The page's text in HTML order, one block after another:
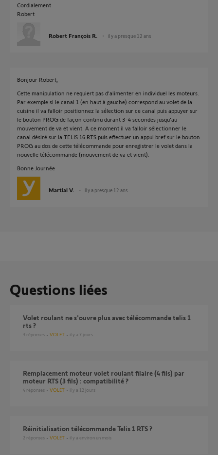
Cordialement
Robert
Robert François R. il y a presque 12 ans
Bonjour Robert,
Cette manipulation ne requiert pas d'alimenter en individuel les moteurs.
Par exemple si le canal 1 (en haut à gauche) correspond au volet de la
cuisine il va falloir positionnez la sélection sur ce canal puis appuyer sur
le bouton PROG de façon continu durant 3-4 secondes jusqu'au
mouvement de va et vient. A ce moment il va falloir sélectionner le
canal désiré sur la TELIS 16 RTS puis effectuer un appui bref sur le bouton
PROG au dos de cette télécommande pour enregistrer le volet dans la
nouvelle télécommande (mouvement de va et vient).
Bonne Journée
Martial V. il y a presque 12 ans
Questions liées
Volet roulant ne s'ouvre plus avec télécommande telis 1
rts ?
3 réponses VOLET il y a 7 jours
Remplacement moteur volet roulant filaire (4 fils) par
moteur RTS (3 fils) : compatibilité ?
4 réponses VOLET il y a 12 jours
réinitialisation télécommande Telis 1 RTS ?
2 réponses VOLET il y a environ un mois